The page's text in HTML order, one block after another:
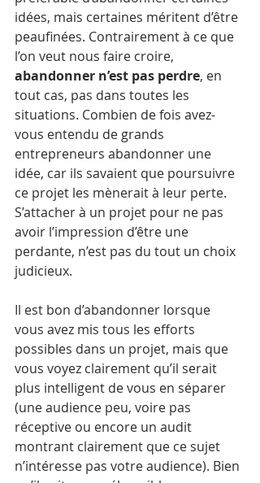
idées, mais certaines méritent d’être
peaufinées. Contrairement à ce que
l’on veut nous faire croire,
abandonner n’est pas perdre, en
tout cas, pas dans toutes les
situations. Combien de fois avez-
vous entendu de grands
entrepreneurs abandonner une
idée, car ils savaient que poursuivre
ce projet les mènerait à leur perte.
S’attacher à un projet pour ne pas
avoir l’impression d’être une
perdante, n’est pas du tout un choix
judicieux.
Il est bon d’abandonner lorsque
vous avez mis tous les efforts
possibles dans un projet, mais que
vous voyez clairement qu’il serait
plus intelligent de vous en séparer
(une audience peu, voire pas
réceptive ou encore un audit
montrant clairement que ce sujet
n’intéresse pas votre audience). Bien